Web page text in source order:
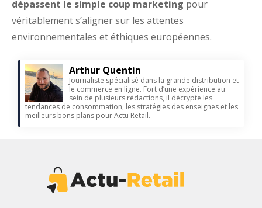
dépassent le simple coup marketing pour
véritablement s’aligner sur les attentes
environnementales et éthiques européennes.
Arthur Quentin
Journaliste spécialisé dans la grande distribution et
le commerce en ligne. Fort d’une expérience au
sein de plusieurs rédactions, il décrypte les
tendances de consommation, les stratégies des enseignes et les
meilleurs bons plans pour Actu Retail.